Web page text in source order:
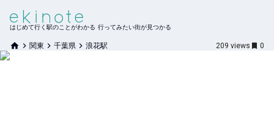
はじめて行く駅のことがわかる 行ってみたい街が見つかる
関東 千葉県 浪花駅 209 views 0